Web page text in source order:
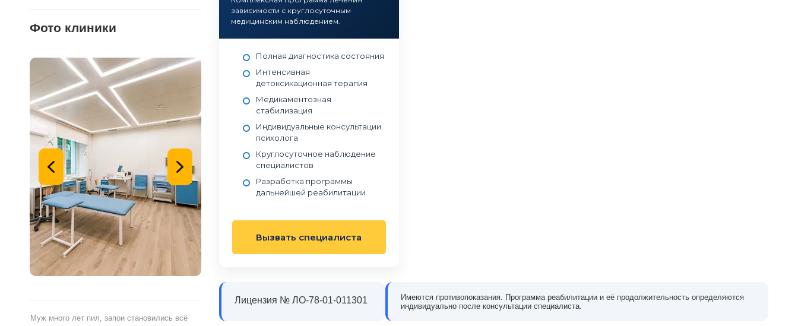
Фото клиники
Муж много лет пил, запои становились всё
Я сам обратился в наркологическую клинику
Обращались в частный наркологический центр
зависимости с круглосуточным
медицинским наблюдением.
Полная диагностика состояния
Интенсивная
детоксикационная терапия
Медикаментозная
стабилизация
Индивидуальные консультации
психолога
Круглосуточное наблюдение
специалистов
Разработка программы
дальнейшей реабилитации
Вызвать специалиста
Лицензия № ЛО-78-01-011301
Имеются противопоказания. Программа реабилитации и её продолжительность определяются
индивидуально после консультации специалиста.